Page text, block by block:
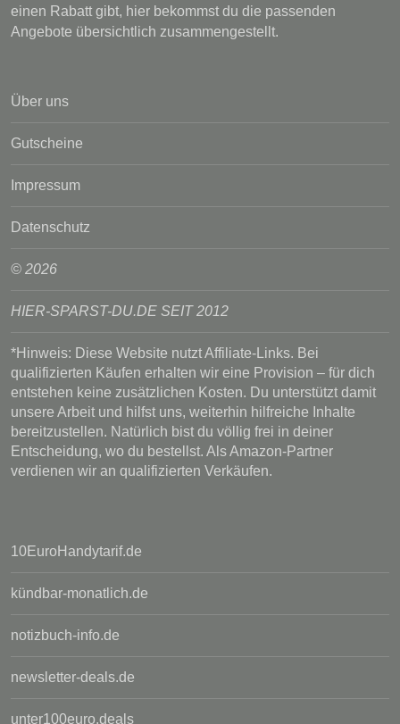
einen Rabatt gibt, hier bekommst du die passenden
Angebote übersichtlich zusammengestellt.
Über uns
Gutscheine
Impressum
Datenschutz
© 2026
HIER-SPARST-DU.DE SEIT 2012
*Hinweis: Diese Website nutzt Affiliate-Links. Bei
qualifizierten Käufen erhalten wir eine Provision – für dich
entstehen keine zusätzlichen Kosten. Du unterstützt damit
unsere Arbeit und hilfst uns, weiterhin hilfreiche Inhalte
bereitzustellen. Natürlich bist du völlig frei in deiner
Entscheidung, wo du bestellst. Als Amazon-Partner
verdienen wir an qualifizierten Verkäufen.
10EuroHandytarif.de
kündbar-monatlich.de
notizbuch-info.de
newsletter-deals.de
unter100euro.deals